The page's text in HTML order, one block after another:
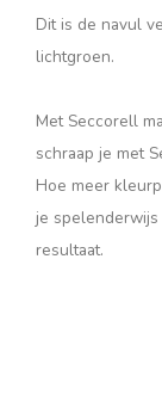
Dit is de navul
lichtgroen.
Met Seccorell
schraap je met
Hoe meer
je
resultaat.